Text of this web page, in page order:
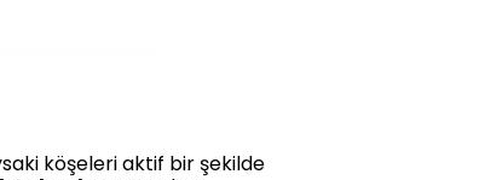
köşeleri aktif bir şekilde